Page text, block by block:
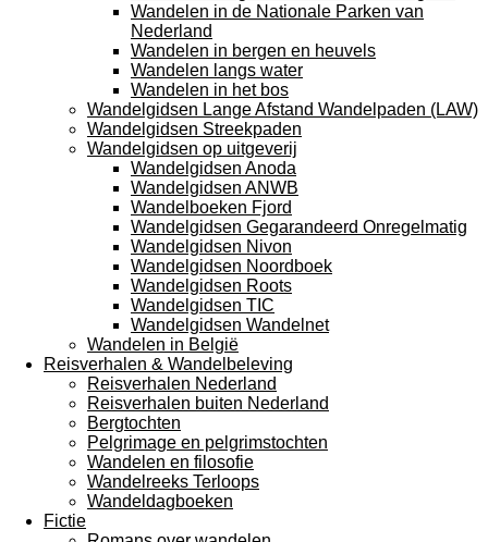
Wandelen in de Nationale Parken van
Nederland
Wandelen in bergen en heuvels
Wandelen langs water
Wandelen in het bos
Wandelgidsen Lange Afstand Wandelpaden (LAW)
Wandelgidsen Streekpaden
Wandelgidsen op uitgeverij
Wandelgidsen Anoda
Wandelgidsen ANWB
Wandelboeken Fjord
Wandelgidsen Gegarandeerd Onregelmatig
Wandelgidsen Nivon
Wandelgidsen Noordboek
Wandelgidsen Roots
Wandelgidsen TIC
Wandelgidsen Wandelnet
Wandelen in België
Reisverhalen & Wandelbeleving
Reisverhalen Nederland
Reisverhalen buiten Nederland
Bergtochten
Pelgrimage en pelgrimstochten
Wandelen en filosofie
Wandelreeks Terloops
Wandeldagboeken
Fictie